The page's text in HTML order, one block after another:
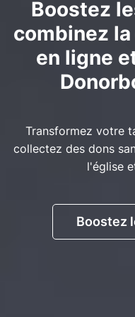
Boostez
combinez
en ligne
Transformez votre
collectez des dons
l'église
Boostez